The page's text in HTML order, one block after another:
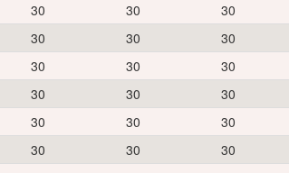
30 30 30
30 30 30
30 30 30
30 30 30
30 30 30
30 30 30